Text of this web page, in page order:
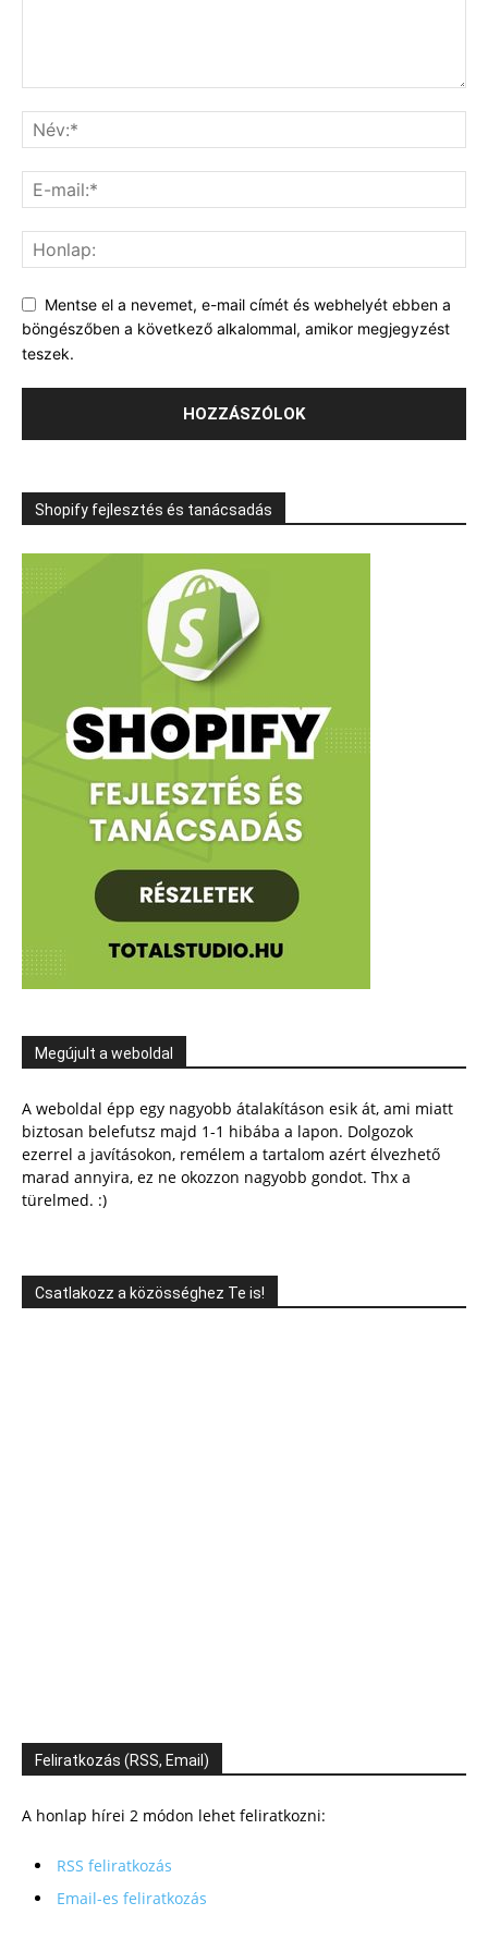
Mentse el a nevemet, e-mail címét és webhelyét ebben a
böngészőben a következő alkalommal, amikor megjegyzést
teszek.
Shopify fejlesztés és tanácsadás
Megújult a weboldal
A weboldal épp egy nagyobb átalakításon esik át, ami miatt
biztosan belefutsz majd 1-1 hibába a lapon. Dolgozok
ezerrel a javításokon, remélem a tartalom azért élvezhető
marad annyira, ez ne okozzon nagyobb gondot. Thx a
türelmed. :)
Csatlakozz a közösséghez Te is!
Feliratkozás (RSS, Email)
A honlap hírei 2 módon lehet feliratkozni:
RSS feliratkozás
Email-es feliratkozás